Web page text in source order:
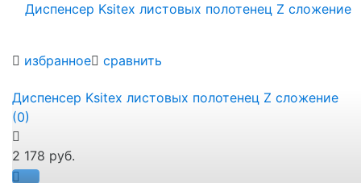
избранное сравнить
Диспенсер Ksitex листовых полотенец Z сложение
(0)
2 178 руб.